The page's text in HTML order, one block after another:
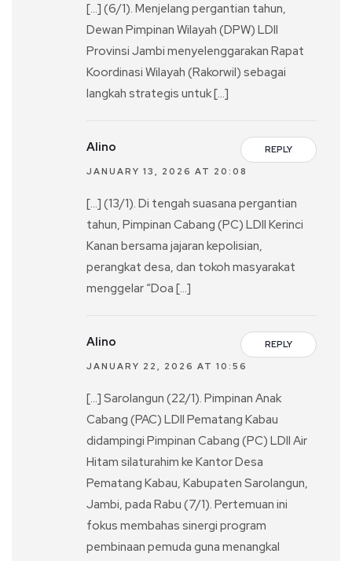
[…] (6/1). Menjelang pergantian tahun,
Dewan Pimpinan Wilayah (DPW) LDII
Provinsi Jambi menyelenggarakan Rapat
Koordinasi Wilayah (Rakorwil) sebagai
langkah strategis untuk […]
REPLY
Alino
JANUARY 13, 2026 AT 20:08
[…] (13/1). Di tengah suasana pergantian
tahun, Pimpinan Cabang (PC) LDII Kerinci
Kanan bersama jajaran kepolisian,
perangkat desa, dan tokoh masyarakat
menggelar “Doa […]
REPLY
Alino
JANUARY 22, 2026 AT 10:56
[…] Sarolangun (22/1). Pimpinan Anak
Cabang (PAC) LDII Pematang Kabau
didampingi Pimpinan Cabang (PC) LDII Air
Hitam silaturahim ke Kantor Desa
Pematang Kabau, Kabupaten Sarolangun,
Jambi, pada Rabu (7/1). Pertemuan ini
fokus membahas sinergi program
pembinaan pemuda guna menangkal